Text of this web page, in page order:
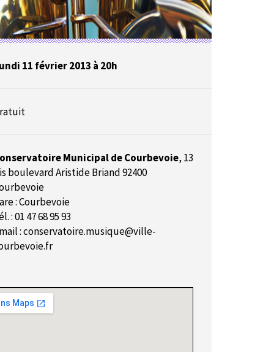
11 février 2013 à 20h
Municipal de Courbevoie, 13
boulevard Aristide Briand 92400
: Courbevoie
: 01 47 68 95 93
:conservatoire.musique@ville-